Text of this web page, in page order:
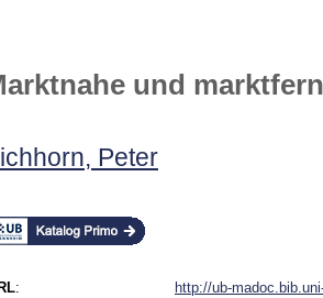
und
Peter
:
http://ub-